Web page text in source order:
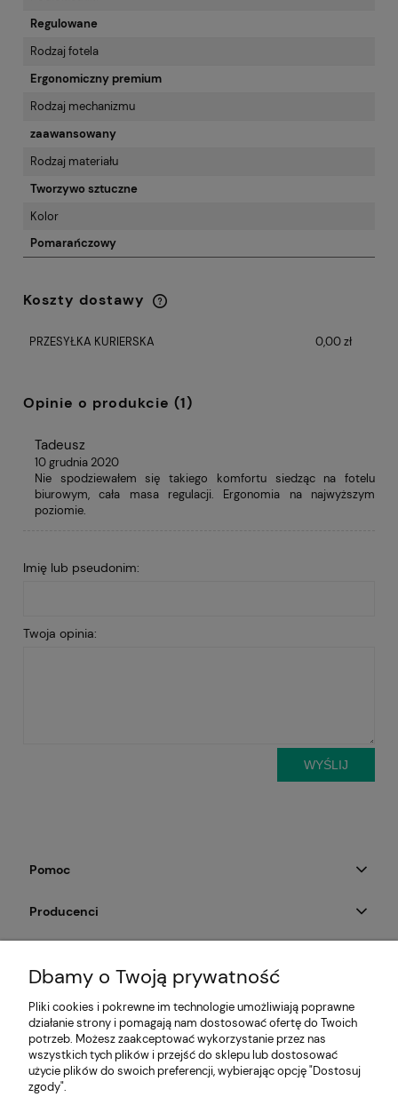
Regulowane
Rodzaj fotela
Ergonomiczny premium
Rodzaj mechanizmu
zaawansowany
Rodzaj materiału
Tworzywo sztuczne
Kolor
Pomarańczowy
Koszty dostawy
Cena nie zawiera ewentualnych kosztów
PRZESYŁKA KURIERSKA
0,00 zł
Opinie o produkcie (1)
Tadeusz
10 grudnia 2020
Nie spodziewałem się takiego komfortu siedząc na fotelu
biurowym, cała masa regulacji. Ergonomia na najwyższym
poziomie.
Imię lub pseudonim:
Twoja opinia:
WYŚLIJ
Pomoc
Producenci
Informacje
Dbamy o Twoją prywatność
Pliki cookies i pokrewne im technologie umożliwiają poprawne
działanie strony i pomagają nam dostosować ofertę do Twoich
potrzeb. Możesz zaakceptować wykorzystanie przez nas
wszystkich tych plików i przejść do sklepu lub dostosować
użycie plików do swoich preferencji, wybierając opcję "Dostosuj
zgody".